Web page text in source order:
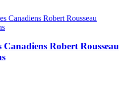
Canadiens Robert Rousseau